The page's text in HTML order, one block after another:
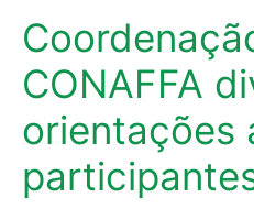
CONAFFA
orientações